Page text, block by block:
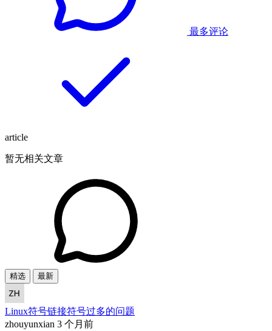
最多评论
article
暂无相关文章
精选 最新
Linux符号链接符号过多的问题
zhouyunxian 3 个月前